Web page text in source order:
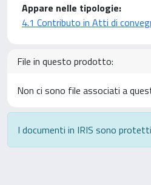
Appare nelle tipologie:
4.1 Contributo in Atti di
File in questo prodotto:
Non ci sono file associati a
I documenti in IRIS sono